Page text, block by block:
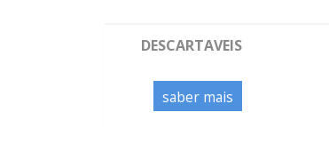
DESCARTAVEIS
saber mais